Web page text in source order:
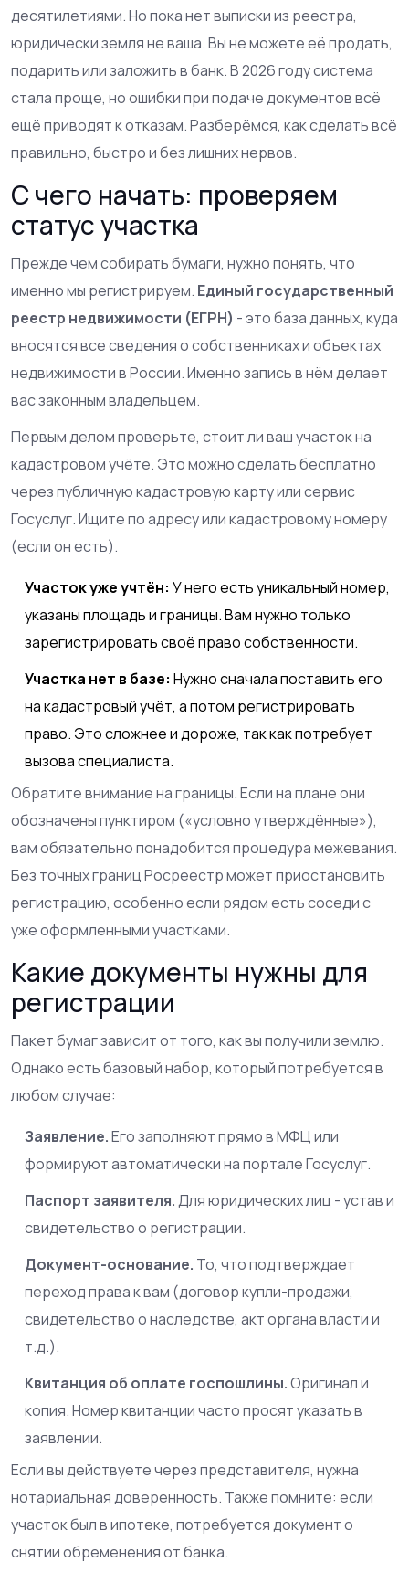
десятилетиями. Но пока нет выписки из реестра,
юридически земля не ваша. Вы не можете её продать,
подарить или заложить в банк. В 2026 году система
стала проще, но ошибки при подаче документов всё
ещё приводят к отказам. Разберёмся, как сделать всё
правильно, быстро и без лишних нервов.
С чего начать: проверяем
статус участка
Прежде чем собирать бумаги, нужно понять, что
именно мы регистрируем. Единый государственный
реестр недвижимости (ЕГРН) - это база данных, куда
вносятся все сведения о собственниках и объектах
недвижимости в России.Именно запись в нём делает
вас законным владельцем.
Первым делом проверьте, стоит ли ваш участок на
кадастровом учёте. Это можно сделать бесплатно
через публичную кадастровую карту или сервис
Госуслуг. Ищите по адресу или кадастровому номеру
(если он есть).
Участок уже учтён: У него есть уникальный номер,
указаны площадь и границы. Вам нужно только
зарегистрировать своё право собственности.
Участка нет в базе: Нужно сначала поставить его
на кадастровый учёт, а потом регистрировать
право. Это сложнее и дороже, так как потребует
вызова специалиста.
Обратите внимание на границы. Если на плане они
обозначены пунктиром («условно утверждённые»),
вам обязательно понадобится процедурамежевания.
Без точных границ Росреестр может приостановить
регистрацию, особенно если рядом есть соседи с
уже оформленными участками.
Какие документы нужны для
регистрации
Пакет бумаг зависит от того, как вы получили землю.
Однако есть базовый набор, который потребуется в
любом случае:
Заявление.Его заполняют прямо в МФЦ или
формируют автоматически на портале Госуслуг.
Паспорт заявителя.Для юридических лиц - устав и
свидетельство о регистрации.
Документ-основание. То, что подтверждает
переход права к вам (договор купли-продажи,
свидетельство о наследстве, акт органа власти и
т.д.).
Квитанция об оплате госпошлины.Оригинал и
копия. Номер квитанции часто просят указать в
заявлении.
Если вы действуете через представителя, нужна
нотариальная доверенность. Также помните: если
участок был в ипотеке, потребуется документ о
снятии обременения от банка.